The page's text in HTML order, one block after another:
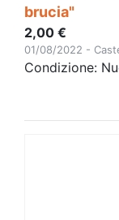
brucia"
2,00 €
01/08/2022 -
Condizione: